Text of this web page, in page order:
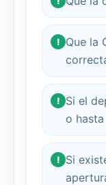
!
Que la
!
Si el
o
!
Si